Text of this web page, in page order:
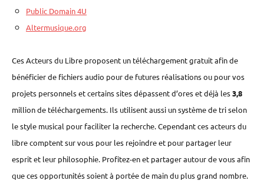
Public Domain 4U
Altermusique.org
Ces Acteurs du Libre proposent un téléchargement gratuit afin de
bénéficier de fichiers audio pour de futures réalisations ou pour vos
projets personnels et certains sites dépassent d’ores et déjà les3,8
million de téléchargements. Ils utilisent aussi un système de tri selon
le style musical pour faciliter la recherche. Cependant ces acteurs du
libre comptent sur vous pour les rejoindre et pour partager leur
esprit et leur philosophie. Profitez-en et partager autour de vous afin
que ces opportunités soient à portée de main du plus grand nombre.